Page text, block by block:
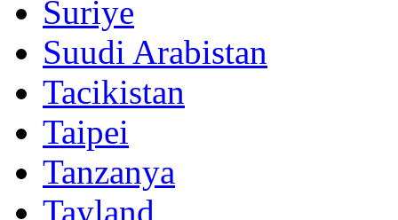
Suriye
Suudi Arabistan
Tacikistan
Taipei
Tanzanya
Tayland